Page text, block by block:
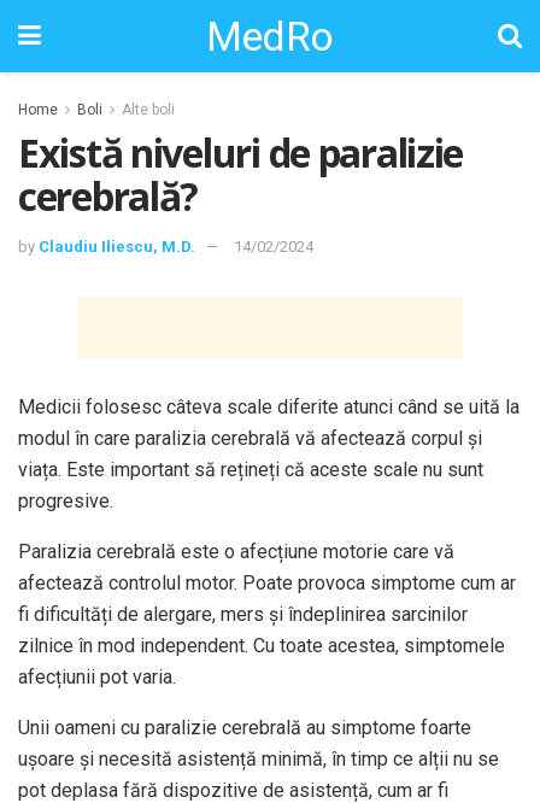
MedRo
Home Boli Alte boli
Există niveluri de paralizie
cerebrală?
by Claudiu Iliescu, M.D. 14/02/2024
Medicii folosesc câteva scale diferite atunci când se uită la
modul în care paralizia cerebrală vă afectează corpul și
viața. Este important să rețineți că aceste scale nu sunt
progresive.
Paralizia cerebrală este o afecțiune motorie care vă
afectează controlul motor. Poate provoca simptome cum ar
fi dificultăți de alergare, mers și îndeplinirea sarcinilor
zilnice în mod independent. Cu toate acestea, simptomele
afecțiunii pot varia.
Unii oameni cu paralizie cerebrală au simptome foarte
ușoare și necesită asistență minimă, în timp ce alții nu se
pot deplasa fără dispozitive de asistență, cum ar fi